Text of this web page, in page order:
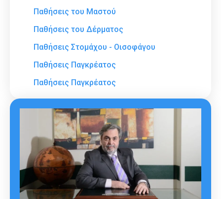
Παθήσεις του Μαστού
Παθήσεις του Δέρματος
Παθήσεις Στομάχου - Οισοφάγου
Παθήσεις Παγκρέατος
Παθήσεις Παγκρέατος